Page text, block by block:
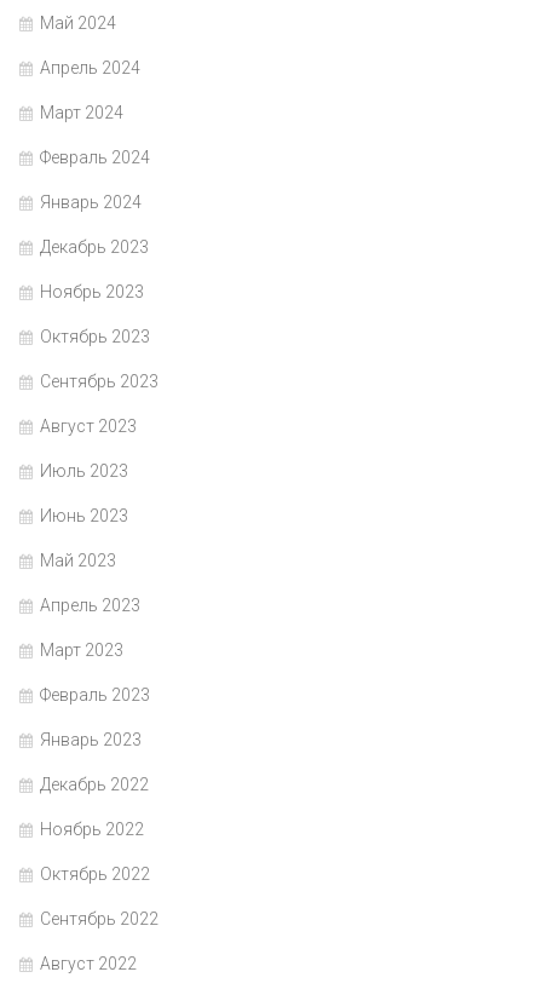
Май 2024
Апрель 2024
Март 2024
Февраль 2024
Январь 2024
Декабрь 2023
Ноябрь 2023
Октябрь 2023
Сентябрь 2023
Август 2023
Июль 2023
Июнь 2023
Май 2023
Апрель 2023
Март 2023
Февраль 2023
Январь 2023
Декабрь 2022
Ноябрь 2022
Октябрь 2022
Сентябрь 2022
Август 2022